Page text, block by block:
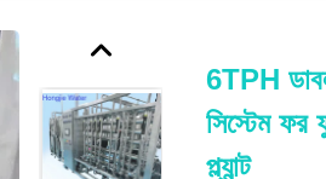
6TPH
সিস্টেম ফর
প্ল্যান্ট